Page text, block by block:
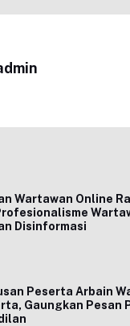
Wartawan Online
Disinformasi
Peserta Arbain
Gaungkan Pesan